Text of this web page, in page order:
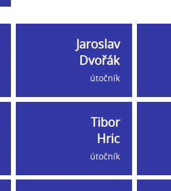
Jaroslav
Dvořák
útočník
Tibor
Hric
útočník